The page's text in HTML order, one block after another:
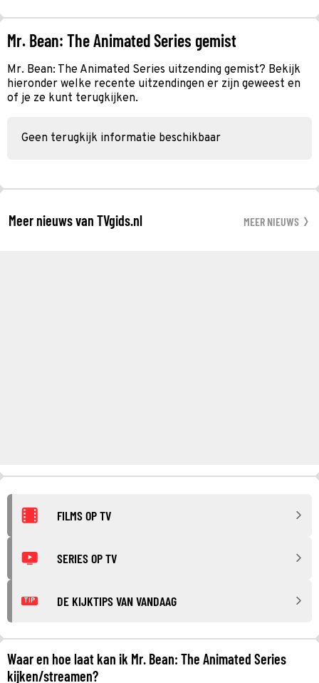
Mr. Bean: The Animated Series gemist
Mr. Bean: The Animated Series uitzending gemist? Bekijk
hieronder welke recente uitzendingen er zijn geweest en
of je ze kunt terugkijken.
Geen terugkijk informatie beschikbaar
Meer nieuws van TVgids.nl MEER NIEUWS
FILMS OP TV
SERIES OP TV
TIP DE KIJKTIPS VAN VANDAAG
Waar en hoe laat kan ik Mr. Bean: The Animated Series
kijken/streamen?